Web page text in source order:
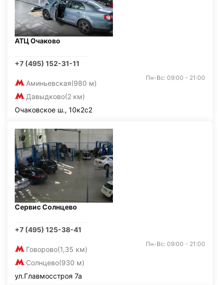
АТЦ Очаково
+7 (495) 152-31-11
Аминьевская(980 м)
Давыдково(2 км)
Пн-Вс: 09:00 - 21:00
Очаковское ш., 10к2с2
Сервис Солнцево
+7 (495) 125-38-41
Говорово(1,35 км)
Солнцево(930 м)
Пн-Вс: 09:00 - 21:00
ул.Главмосстроя 7а